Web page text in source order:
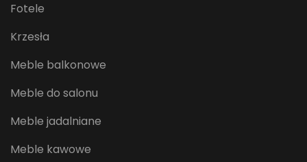
Fotele
Krzesła
Meble balkonowe
Meble do salonu
Meble jadalniane
Meble kawowe